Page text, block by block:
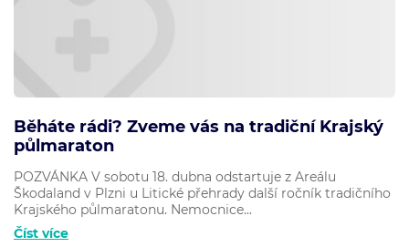
Běháte rádi? Zveme vás na tradiční Krajský
půlmaraton
POZVÁNKA V sobotu 18. dubna odstartuje z Areálu
Škodaland v Plzni u Litické přehrady další ročník tradičního
Krajského půlmaratonu. Nemocnice...
Číst více